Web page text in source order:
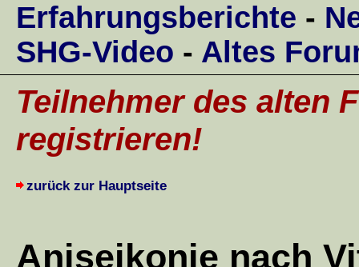
Erfahrungsberichte -
SHG-Video - Altes
Teilnehmer des alten
registrieren!
zurück zur Hauptseite
Aniseikonie nach